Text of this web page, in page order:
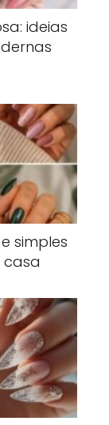
ideias
simples